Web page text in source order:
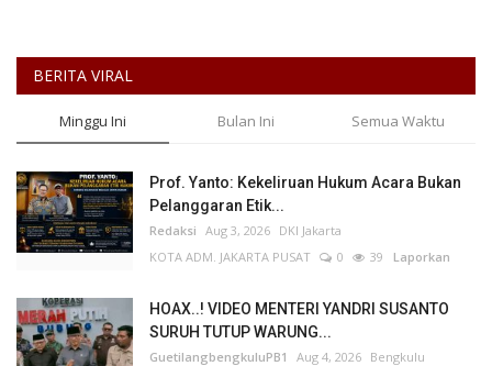
BERITA VIRAL
Minggu Ini Bulan Ini Semua Waktu
Prof. Yanto: Kekeliruan Hukum Acara Bukan
Pelanggaran Etik...
Redaksi Aug 3, 2026 DKI Jakarta
KOTA ADM. JAKARTA PUSAT
0 39 Laporkan
HOAX..! VIDEO MENTERI YANDRI SUSANTO
SURUH TUTUP WARUNG...
GuetilangbengkuluPB1 Aug 4, 2026 Bengkulu